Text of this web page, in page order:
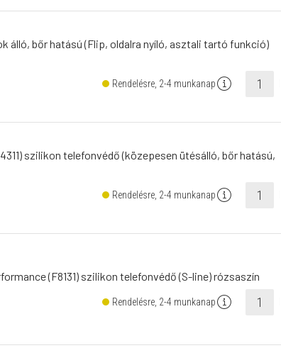
álló, bőr hatású (Flip, oldalra nyíló, asztali tartó funkció)
Rendelésre, 2-4 munkanapinfo
szilikon telefonvédő (közepesen ütésálló, bőr hatású,
Rendelésre, 2-4 munkanapinfo
(F8131) szilikon telefonvédő (S-line) rózsaszín
Rendelésre, 2-4 munkanapinfo